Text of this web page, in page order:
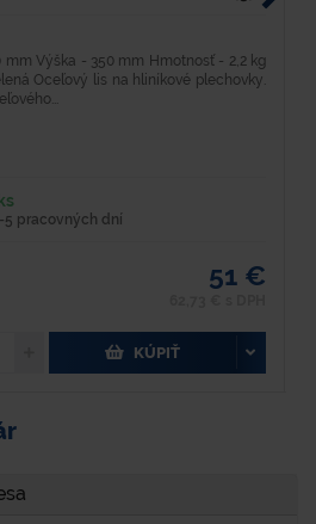
mm Výška - 350 mm Hmotnosť - 2,2 kg
Oceľový lis na hliníkové plechovky.
5 pracovných dní
51 €
KÚPIŤ